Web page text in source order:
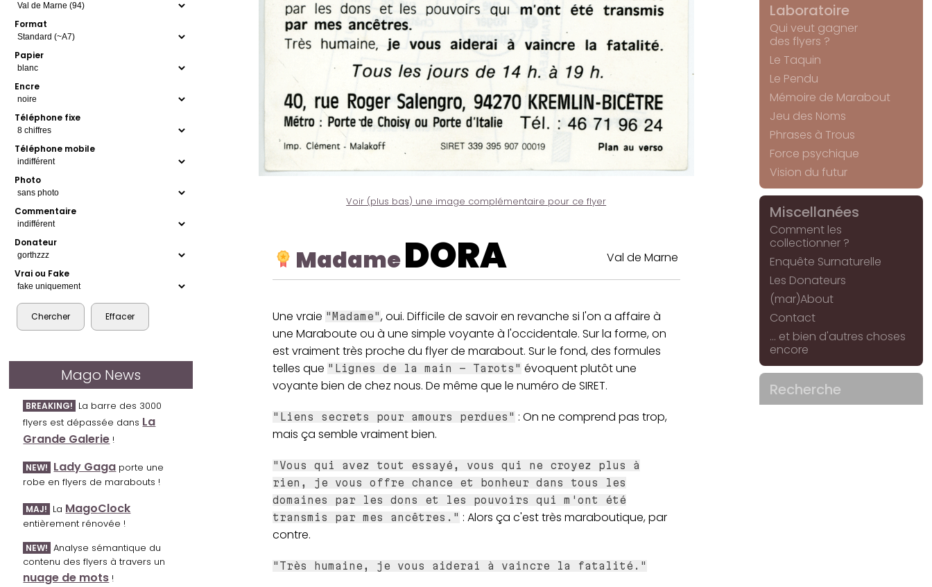
Format
Papier
Encre
Téléphone fixe
Téléphone mobile
Photo
Commentaire
Donateur
Vrai ou Fake
Mago News
BREAKING! La barre des 3000
flyers est dépassée dans La
Grande Galerie !
NEW! Lady Gaga porte une
robe en flyers de marabouts !
MAJ! La MagoClock
entièrement rénovée !
NEW! Analyse sémantique du
contenu des flyers à travers un
nuage de mots !
Voir (plus bas) une image complémentaire pour ce flyer
MadameDORA Val de Marne
Une vraie "Madame", oui. Difficile de savoir en revanche si l'on a affaire à
une Maraboute ou à une simple voyante à l'occidentale. Sur la forme, on
est vraiment très proche du flyer de marabout. Sur le fond, des formules
telles que "Lignes de la main - Tarots" évoquent plutôt une
voyante bien de chez nous. De même que le numéro de SIRET.
"Liens secrets pour amours perdues" : On ne comprend pas trop,
mais ça semble vraiment bien.
"Vous qui avez tout essayé, vous qui ne croyez plus à
rien, je vous offre chance et bonheur dans tous les
domaines par les dons et les pouvoirs qui m'ont été
transmis par mes ancêtres." : Alors ça c'est très maraboutique, par
contre.
"Très humaine, je vous aiderai à vaincre la fatalité."
Laboratoire
Qui veut gagner
des flyers ?
Le Taquin
Le Pendu
Mémoire de Marabout
Jeu des Noms
Phrases à Trous
Force psychique
Vision du futur
Miscellanées
Comment les
collectionner ?
Enquête Surnaturelle
Les Donateurs
(mar)About
Contact
... et bien d'autres choses
encore
Recherche